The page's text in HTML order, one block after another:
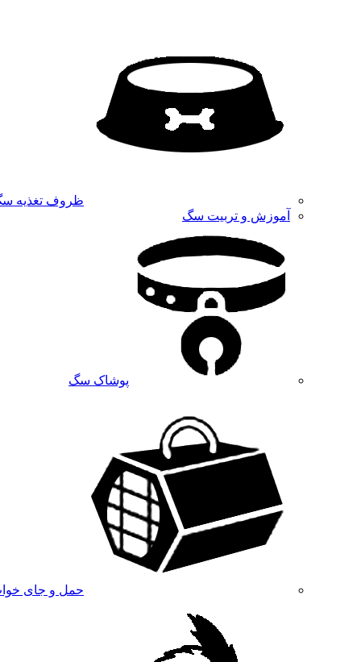
ظروف تغذیه
آموزش و تربیت سگ
پوشاک سگ
حمل و جای